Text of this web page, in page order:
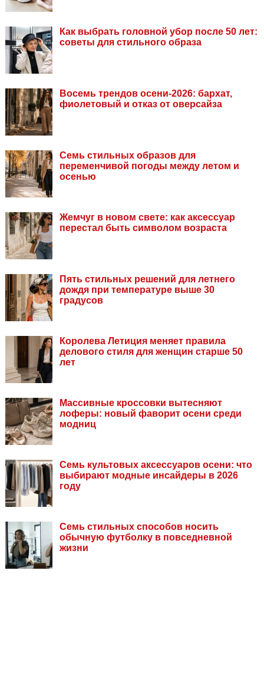
Как выбрать головной убор после 50 лет:
советы для стильного образа
Восемь трендов осени-2026: бархат,
фиолетовый и отказ от оверсайза
Семь стильных образов для
переменчивой погоды между летом и
осенью
Жемчуг в новом свете: как аксессуар
перестал быть символом возраста
Пять стильных решений для летнего
дождя при температуре выше 30
градусов
Королева Летиция меняет правила
делового стиля для женщин старше 50
лет
Массивные кроссовки вытесняют
лоферы: новый фаворит осени среди
модниц
Семь культовых аксессуаров осени: что
выбирают модные инсайдеры в 2026
году
Семь стильных способов носить
обычную футболку в повседневной
жизни